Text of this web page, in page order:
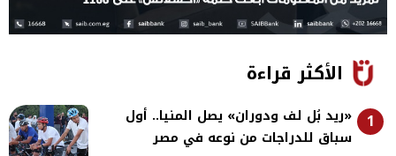
الأكثر قراءة
1
«ريد بُل لف ودوران» يصل المنيا.. أول
سباق للدراجات من نوعه في مصر